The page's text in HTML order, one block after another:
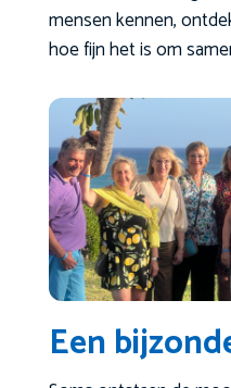
mensen kennen,
hoe fijn het is om
Een